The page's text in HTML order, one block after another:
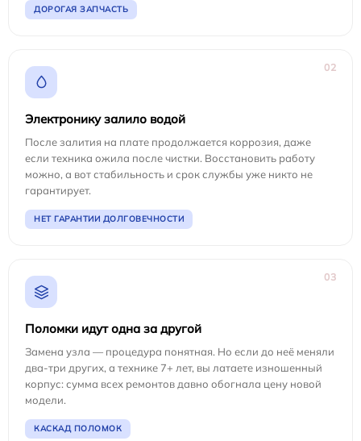
ДОРОГАЯ ЗАПЧАСТЬ
02
Электронику залило водой
После залития на плате продолжается коррозия, даже
если техника ожила после чистки. Восстановить работу
можно, а вот стабильность и срок службы уже никто не
гарантирует.
НЕТ ГАРАНТИИ ДОЛГОВЕЧНОСТИ
03
Поломки идут одна за другой
Замена узла — процедура понятная. Но если до неё меняли
два-три других, а технике 7+ лет, вы латаете изношенный
корпус: сумма всех ремонтов давно обогнала цену новой
модели.
КАСКАД ПОЛОМОК